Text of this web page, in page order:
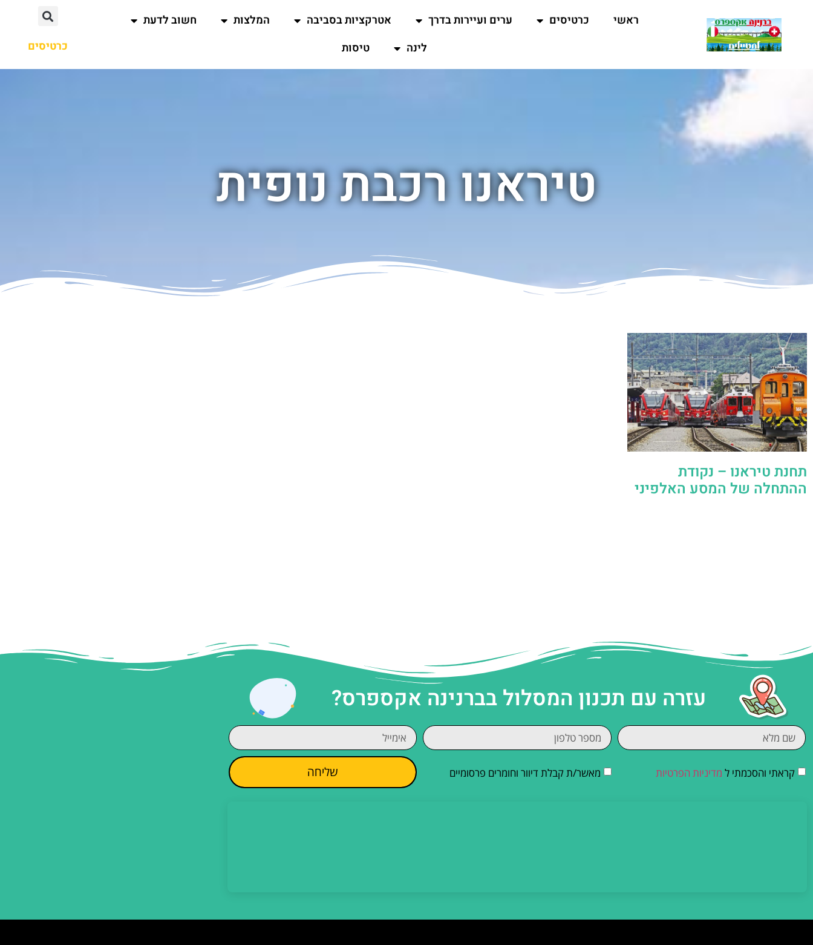
ראשי כרטיסים ערים ועיירות בדרך אטרקציות בסביבה המלצות
חשוב לדעת
לינה
טיסות כרטיסים
טיראנו רכבת נופית
תחנת טיראנו – נקודת
ההתחלה של המסע האלפיני
עזרה עם תכנון המסלול בברנינה אקספרס?
קראתי והסכמתי ל מדיניות הפרטיות מאשר/ת קבלת דיוור וחומרים פרסומיים שליחה